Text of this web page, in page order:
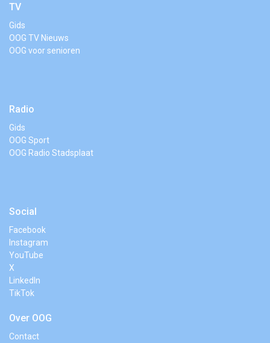
TV
Gids
OOG TV Nieuws
OOG voor senioren
Radio
Gids
OOG Sport
OOG Radio Stadsplaat
Social
Facebook
Instagram
YouTube
X
LinkedIn
TikTok
Over OOG
Contact